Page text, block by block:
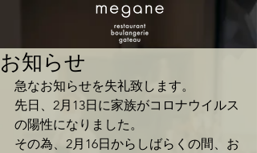
お知らせ
急なお知らせを失礼致します。
先日、2月13日に家族がコロナウイルス
の陽性になりました。
その為、2月16日からしばらくの間、お